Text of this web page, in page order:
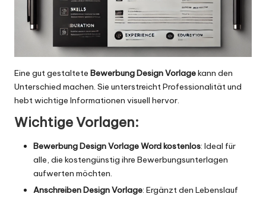
Eine gut gestaltete Bewerbung Design Vorlagekann den
Unterschied machen. Sie unterstreicht Professionalität und
hebt wichtige Informationen visuell hervor.
Wichtige Vorlagen:
Bewerbung Design Vorlage Word kostenlos: Ideal für
alle, die kostengünstig ihre Bewerbungsunterlagen
aufwerten möchten.
Anschreiben Design Vorlage: Ergänzt den Lebenslauf